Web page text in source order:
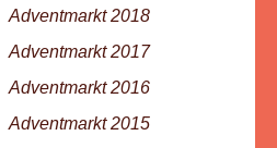
Adventmarkt 2018
Adventmarkt 2017
Adventmarkt 2016
Adventmarkt 2015